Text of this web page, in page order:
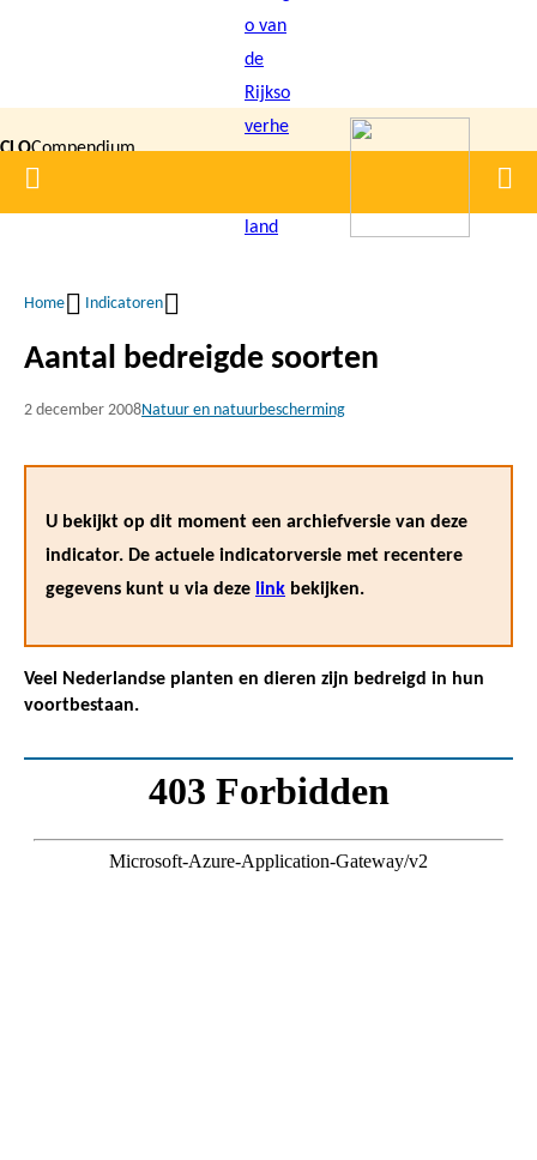
inhoud
gaan
CLOCompendium
voor de
Home
Kruimelpad
Home Indicatoren
Aantal bedreigde soorten
2 december 2008Natuur en natuurbescherming
U bekijkt op dit moment een archiefversie van deze
indicator. De actuele indicatorversie met recentere
gegevens kunt u via deze link bekijken.
Veel Nederlandse planten en dieren zijn bedreigd in hun
voortbestaan.